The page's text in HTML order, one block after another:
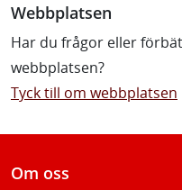
Webbplatsen
Har du frågor eller
webbplatsen?
Tyck till om webbplatsen
Om oss